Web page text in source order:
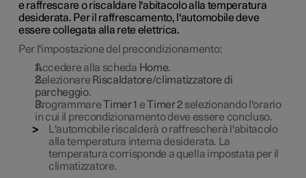
e raffrescare o riscaldare l'abitacolo alla temperatura
desiderata. Per il raffrescamento, l'automobile deve
essere collegata alla rete elettrica.
Per l'impostazione del precondizionamento:
Accedere alla scheda Home.
Selezionare Riscaldatore/climatizzatore di
parcheggio.
ProgrammareTimer 1 eTimer 2 selezionando l'orario
in cui il precondizionamento deve essere concluso.
L'automobile riscalderà o raffrescherà l'abitacolo
alla temperatura interna desiderata. La
temperatura corrisponde a quella impostata per il
climatizzatore.